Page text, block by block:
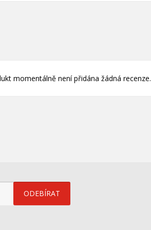
momentálně není přidána žádná recenze.